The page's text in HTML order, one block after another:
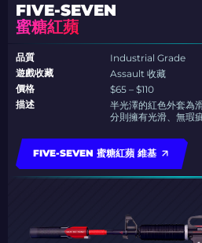
FIVE-SEVEN
蜜糖紅蘋
品質
Industrial Grade
遊戲收藏
Assault 收藏
價格
$65 – $110
描述
半光澤的紅色外套為
分則擁有光滑、無瑕
FIVE-SEVEN 蜜糖紅蘋 維基